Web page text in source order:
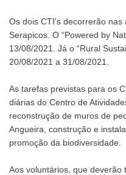
Os dois CTI's decorrerão nas
Serapicos. O “Powered by
13/08/2021. Já o “Rural
20/08/2021 a 31/08/2021.
As tarefas previstas para os
diárias do Centro de
reconstrução de muros de
Angueira, construção e
promoção da biodiversidade.
Aos voluntários, que deverão